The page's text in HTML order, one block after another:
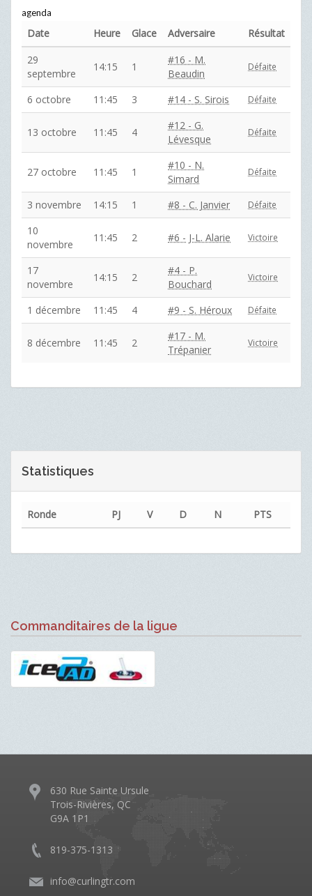
agenda
Date Heure Glace Adversaire
Résultat
29
septembre
14:15 1
#16 - M.
Beaudin
Défaite
6 octobre 11:45 3 #14 - S. Sirois Défaite
13 octobre 11:45 4
#12 - G.
Lévesque
Défaite
27 octobre 11:45 1
#10 - N.
Simard
Défaite
3 novembre 14:15 1 #8 - C. Janvier Défaite
10
novembre
11:45 2 #6 - J-L. Alarie Victoire
17
novembre
14:15 2
#4 - P.
Bouchard
Victoire
1 décembre 11:45 4 #9 - S. Héroux Défaite
8 décembre 11:45 2
#17 - M.
Trépanier
Victoire
Statistiques
Ronde PJ V D N PTS
Commanditaires de la ligue
630 Rue Sainte Ursule
Trois-Rivières, QC
G9A 1P1
819-375-1313
info@curlingtr.com